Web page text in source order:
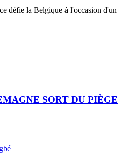
défie la Belgique à l'occasion d'un
SORT DU PIÈGE